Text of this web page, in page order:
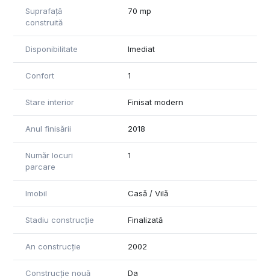
Suprafață
construită
70 mp
Disponibilitate Imediat
Confort 1
Stare interior Finisat modern
Anul finisării 2018
Număr locuri
parcare
1
Imobil Casă / Vilă
Stadiu construcție Finalizată
An construcție 2002
Construcție nouă Da